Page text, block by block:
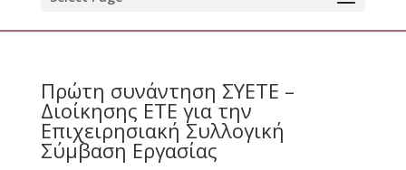
Πρώτη συνάντηση ΣΥΕΤΕ –
Διοίκησης ΕΤΕ για την
Επιχειρησιακή Συλλογική
Σύμβαση Εργασίας